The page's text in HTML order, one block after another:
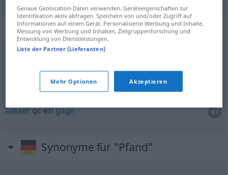
Beispielsätze für "Pfand"
engage
laisserqcengage
Synonyme für "Pfand"
Genaue Geolocation-Daten verwenden. Geräteeigenschaften zur
Identifikation aktiv abfragen. Speichern von und/oder Zugriff auf
Informationen auf einem Gerät. Personalisierte Werbung und Inhalte,
Messung von Werbung und Inhalten, Zielgruppenforschung und
Entwicklung von Dienstleistungen.
Liste der Partner (Lieferanten)
Mehr Optionen Akzeptieren